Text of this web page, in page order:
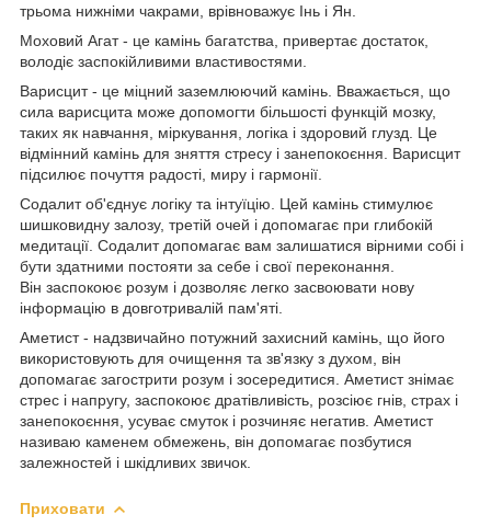
трьома нижніми чакрами, врівноважує Інь і Ян.
Моховий Агат - це камінь багатства, привертає достаток,
володіє заспокійливими властивостями.
Варисцит - це міцний заземлюючий камінь. Вважається, що
сила варисцита може допомогти більшості функцій мозку,
таких як навчання, міркування, логіка і здоровий глузд. Це
відмінний камінь для зняття стресу і занепокоєння. Варисцит
підсилює почуття радості, миру і гармонії.
Содалит об'єднує логіку та інтуїцію. Цей камінь стимулює
шишковидну залозу, третій очей і допомагає при глибокій
медитації. Содалит допомагає вам залишатися вірними собі і
бути здатними постояти за себе і свої переконання.
Він заспокоює розум і дозволяє легко засвоювати нову
інформацію в довготривалій пам'яті.
Аметист - надзвичайно потужний захисний камінь, що його
використовують для очищення та зв'язку з духом, він
допомагає загострити розум і зосередитися. Аметист знімає
стрес і напругу, заспокоює дратівливість, розсіює гнів, страх і
занепокоєння, усуває смуток і розчиняє негатив. Аметист
називаю каменем обмежень, він допомагає позбутися
залежностей і шкідливих звичок.
Приховати